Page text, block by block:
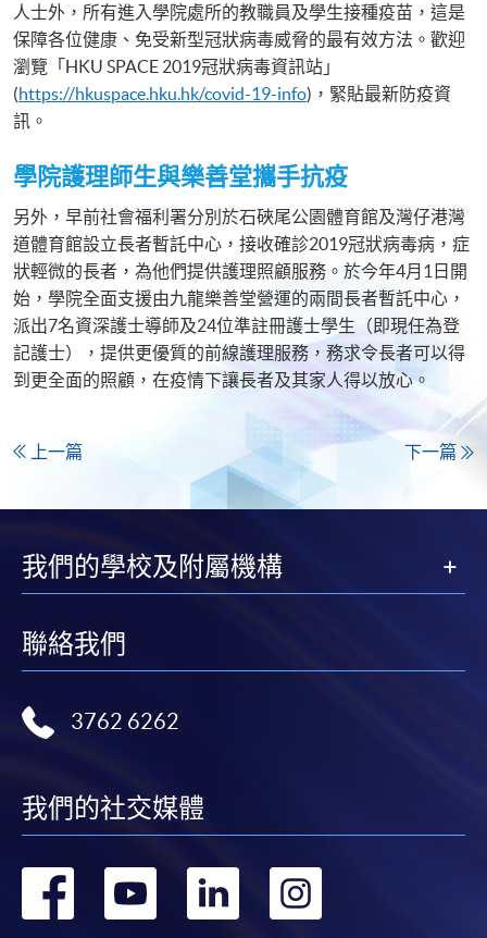
人士外，所有進入學院處所的教職員及學生接種疫苗，這是
保障各位健康、免受新型冠狀病毒威脅的最有效方法。歡迎
瀏覽「HKU SPACE 2019冠狀病毒資訊站」
(https://hkuspace.hku.hk/covid-19-info)，緊貼最新防疫資
訊。
學院護理師生與樂善堂攜手抗疫
另外，早前社會福利署分別於石硤尾公園體育館及灣仔港灣
道體育館設立長者暫託中心，接收確診2019冠狀病毒病，症
狀輕微的長者，為他們提供護理照顧服務。於今年4月1日開
始，學院全面支援由九龍樂善堂營運的兩間長者暫託中心，
派出7名資深護士導師及24位準註冊護士學生（即現任為登
記護士），提供更優質的前線護理服務，務求令長者可以得
到更全面的照顧，在疫情下讓長者及其家人得以放心。
上一篇 下一篇
我們的學校及附屬機構
聯絡我們
3762 6262
我們的社交媒體
轉 轉 轉 轉